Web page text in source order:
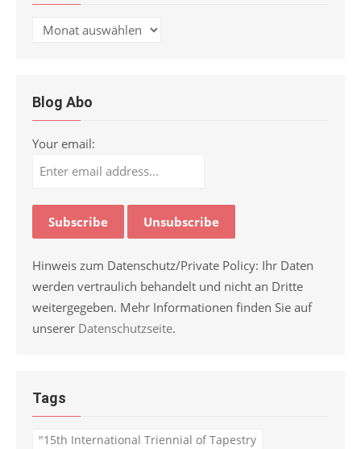
Archiv
Blog Abo
Your email:
Hinweis zum Datenschutz/Private Policy: Ihr Daten
werden vertraulich behandelt und nicht an Dritte
weitergegeben. Mehr Informationen finden Sie auf
unserer Datenschutzseite.
Tags
"15th International Triennial of Tapestry